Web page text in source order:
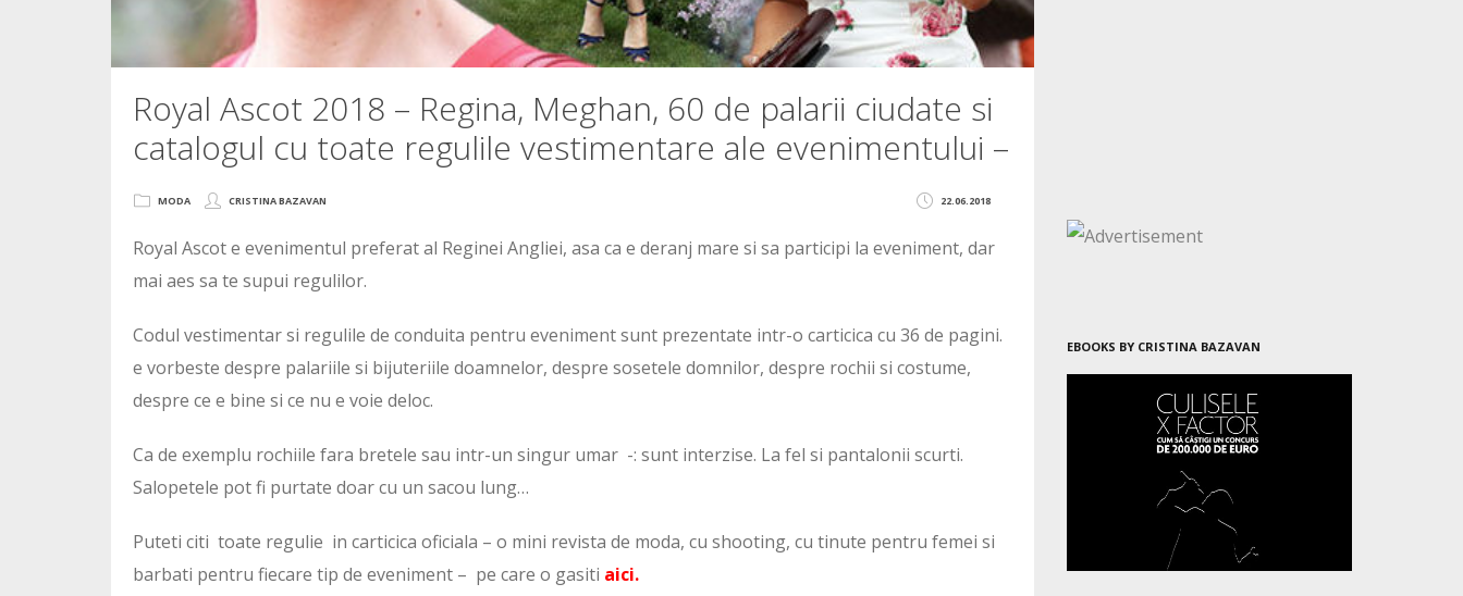
Royal Ascot 2018 – Regina, Meghan, 60 de palarii ciudate si
catalogul cu toate regulile vestimentare ale evenimentului –
22.06.2018
MODA CRISTINA BAZAVAN
Royal Ascot e evenimentul preferat al Reginei Angliei, asa ca e deranj mare si sa participi la eveniment, dar
mai aes sa te supui regulilor.
Codul vestimentar si regulile de conduita pentru eveniment sunt prezentate intr-o carticica cu 36 de pagini.
e vorbeste despre palariile si bijuteriile doamnelor, despre sosetele domnilor, despre rochii si costume,
despre ce e bine si ce nu e voie deloc.
Ca de exemplu rochiile fara bretele sau intr-un singur umar -: sunt interzise. La fel si pantalonii scurti.
Salopetele pot fi purtate doar cu un sacou lung…
Puteti citi toate regulie in carticica oficiala – o mini revista de moda, cu shooting, cu tinute pentru femei si
barbati pentru fiecare tip de eveniment – pe care o gasiti aici.
EBOOKS BY CRISTINA BAZAVAN